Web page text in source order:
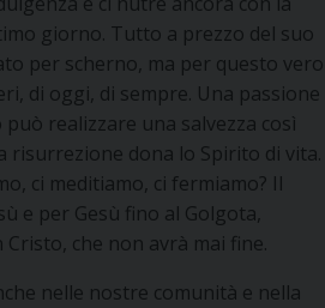
giorno. Tutto a prezzo del suo
per scherno, ma per questo vero
di oggi, di sempre. Una passione
realizzare una salvezza così
risurrezione dona lo Spirito di vita.
ci meditiamo, ci fermiamo? Il
e per Gesù fino al Golgota,
che non avrà mai fine.
nelle nostre comunità e nella